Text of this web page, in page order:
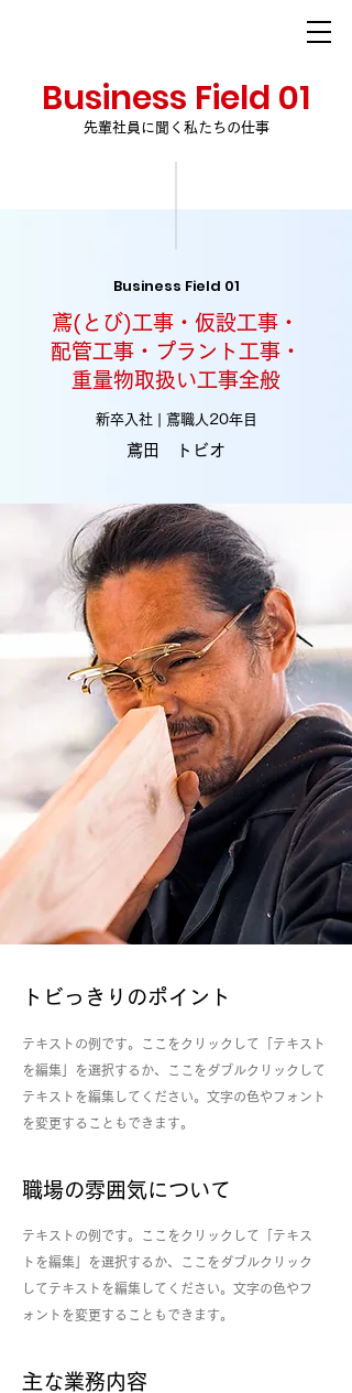
Business Field 01
先輩社員に聞く私たちの仕事
Business Field 01
鳶(とび)工事・仮設工事・
配管工事・プラント工事・
重量物取扱い工事全般
新卒入社 | 鳶職人20年目
鳶田 トビオ
​トビっきりのポイント
テキストの例です。ここをクリックして「テキスト
を編集」を選択するか、ここをダブルクリックして
テキストを編集してください。文字の色やフォント
を変更することもできます。
職場の雰囲気について
テキストの例です。ここをクリックして「テキス
トを編集」を選択するか、ここをダブルクリック
してテキストを編集してください。文字の色やフ
ォントを変更することもできます。
主な業務内容